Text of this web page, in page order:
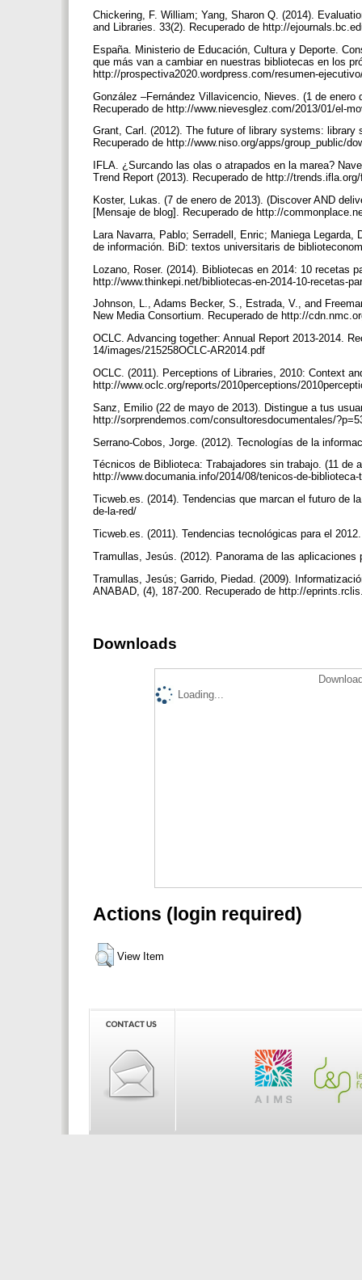
Chickering, F. William; Yang, Sharon Q. (2014).
and Libraries. 33(2). Recuperado de http://
España. Ministerio de Educación, Cultura y Deporte.
que más van a cambiar en nuestras bibliotecas en los
http://prospectiva2020.wordpress.com/resumen-
González –Fernández Villavicencio, Nieves. (1 de
Recuperado de http://www.nievesglez.com/2013/01/el-
Grant, Carl. (2012). The future of library systems:
Recuperado de http://www.niso.org/apps/group_public/
IFLA. ¿Surcando las olas o atrapados en la marea?
Trend Report (2013). Recuperado de http://
Koster, Lukas. (7 de enero de 2013). (Discover AND
[Mensaje de blog]. Recuperado de http://
Lara Navarra, Pablo; Serradell, Enric; Maniega
de información. BiD: textos universitaris de
Lozano, Roser. (2014). Bibliotecas en 2014: 10 recetas
http://www.thinkepi.net/bibliotecas-en-2014-10-recetas-
Johnson, L., Adams Becker, S., Estrada, V., and
New Media Consortium. Recuperado de http://
OCLC. Advancing together: Annual Report 2013-2014.
14/images/215258OCLC-AR2014.pdf
OCLC. (2011). Perceptions of Libraries, 2010: Context
http://www.oclc.org/reports/2010perceptions/
Sanz, Emilio (22 de mayo de 2013). Distingue a tus
http://sorprendemos.com/consultoresdocumentales/
Serrano-Cobos, Jorge. (2012). Tecnologías de la
Técnicos de Biblioteca: Trabajadores sin trabajo. (11 de
http://www.documania.info/2014/08/tenicos-de-
Ticweb.es. (2014). Tendencias que marcan el futuro de
de-la-red/
Ticweb.es. (2011). Tendencias tecnológicas para el
Tramullas, Jesús. (2012). Panorama de las
Tramullas, Jesús; Garrido, Piedad. (2009).
ANABAD, (4), 187-200. Recuperado de http://
Downloads
Loading...
Actions (login required)
View Item